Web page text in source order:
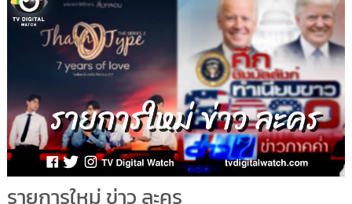
รายการใหม่ ข่าว ละคร